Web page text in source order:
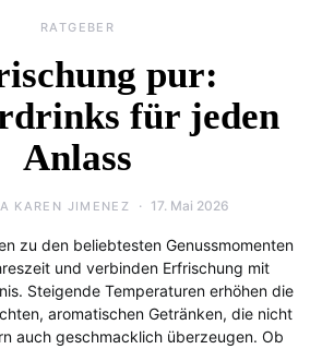
RATGEBER
pur:
für jeden
Anlass
KAREN JIMENEZ 17. Mai 2026
zu den beliebtesten Genussmomenten
und verbinden Erfrischung mit
Steigende Temperaturen erhöhen die
aromatischen Getränken, die nicht
auch geschmacklich überzeugen. Ob